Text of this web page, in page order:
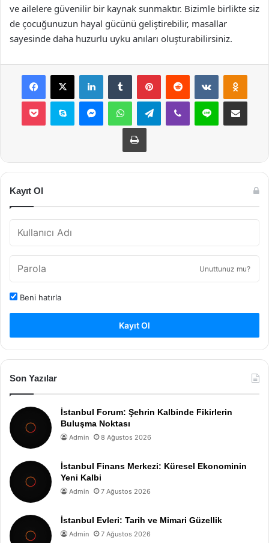
ve ailelere güvenilir bir kaynak sunmaktır. Bizimle birlikte siz
de çocuğunuzun hayal gücünü geliştirebilir, masallar
sayesinde daha huzurlu uyku anıları oluşturabilirsiniz.
Facebook
X LinkedInTumblr PinterestReddit VKontakte
Pocket Skype MessengerWhatsAppTelegramViber Line E-Posta ile
Yazdır
Kayıt Ol
Unuttunuz mu?
Beni hatırla
Kayıt Ol
Son Yazılar
İstanbul Forum: Şehrin Kalbinde Fikirlerin
Buluşma Noktası
Admin 8 Ağustos 2026
İstanbul Finans Merkezi: Küresel Ekonominin
Yeni Kalbi
Admin 7 Ağustos 2026
İstanbul Evleri: Tarih ve Mimari Güzellik
Admin 7 Ağustos 2026